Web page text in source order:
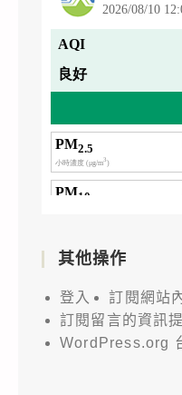
其他操作
登入
訂閱網站
訂閱留言的資訊
WordPress.org